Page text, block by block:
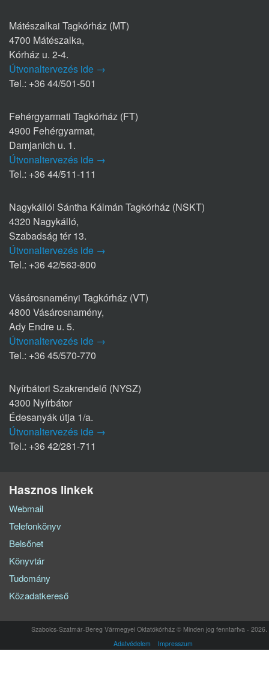
Mátészalkai Tagkórház (MT)
4700 Mátészalka,
Kórház u. 2-4.
Útvonaltervezés ide →
Tel.: +36 44/501-501
Fehérgyarmati Tagkórház (FT)
4900 Fehérgyarmat,
Damjanich u. 1.
Útvonaltervezés ide →
Tel.: +36 44/511-111
Nagykállói Sántha Kálmán Tagkórház (NSKT)
4320 Nagykálló,
Szabadság tér 13.
Útvonaltervezés ide →
Tel.: +36 42/563-800
Vásárosnaményi Tagkórház (VT)
4800 Vásárosnamény,
Ady Endre u. 5.
Útvonaltervezés ide →
Tel.: +36 45/570-770
Nyírbátori Szakrendelő (NYSZ)
4300 Nyírbátor
Édesanyák útja 1/a.
Útvonaltervezés ide →
Tel.: +36 42/281-711
Hasznos linkek
Webmail
Telefonkönyv
Belsőnet
Könyvtár
Tudomány
Közadatkereső
Szabolcs-Szatmár-Bereg Vármegyei Oktatókórház © Minden jog fenntartva - 2026.
Adatvédelem
Impresszum